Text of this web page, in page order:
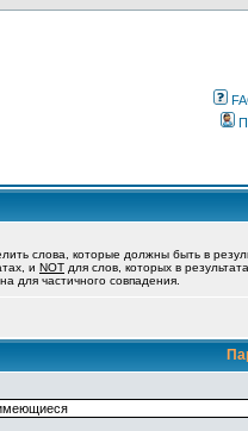
слова, которые должны быть в
и NOT для слов, которых в
для частичного совпадения.